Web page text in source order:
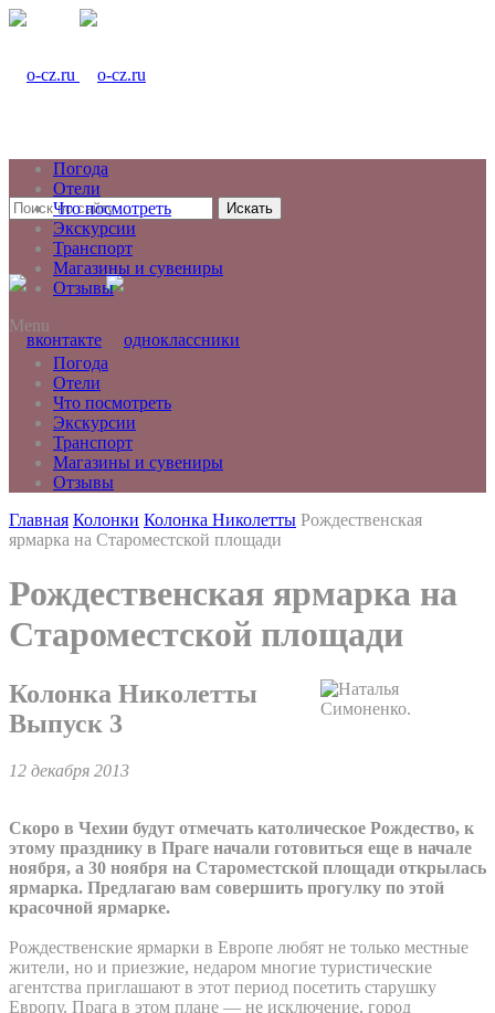
Искать
Погода
Отели
Что посмотреть
Экскурсии
Транспорт
Магазины и сувениры
Отзывы
Menu
Погода
Отели
Что посмотреть
Экскурсии
Транспорт
Магазины и сувениры
Отзывы
Главная Колонки Колонка Николетты Рождественская
ярмарка на Староместской площади
Рождественская ярмарка на
Староместской площади
Колонка Николетты
Выпуск 3
12 декабря 2013
Скоро в Чехии будут отмечать католическое Рождество, к
этому празднику в Праге начали готовиться еще в начале
ноября, а 30 ноября на Староместской площади открылась
ярмарка. Предлагаю вам совершить прогулку по этой
красочной ярмарке.
Рождественские ярмарки в Европе любят не только местные
жители, но и приезжие, недаром многие туристические
агентства приглашают в этот период посетить старушку
Европу. Прага в этом плане — не исключение, город